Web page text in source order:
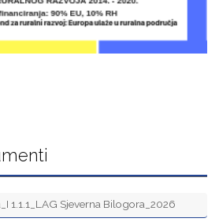
1.1.1_LAG Sjeverna Bilogora_2026